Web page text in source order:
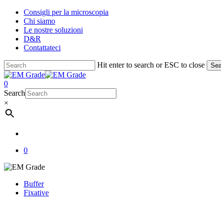
Skip
main
content
Consigli per la microscopia
Chi siamo
Le nostre soluzioni
D&R
Contattateci
Hit enter to search or ESC to close
Close
Search
account
0
Menu
Search
×
0
Buffer
Fixative